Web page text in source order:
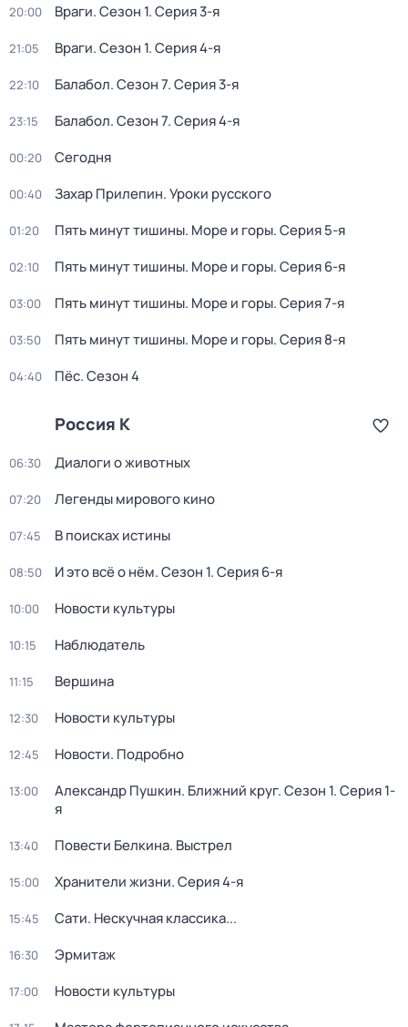
20:00 Враги. Сезон 1. Серия 3-я
21:05 Враги. Сезон 1. Серия 4-я
22:10 Балабол. Сезон 7. Серия 3-я
23:15 Балабол. Сезон 7. Серия 4-я
00:20 Сегодня
00:40 Захар Прилепин. Уроки русского
01:20 Пять минут тишины. Море и горы. Серия 5-я
02:10 Пять минут тишины. Море и горы. Серия 6-я
03:00 Пять минут тишины. Море и горы. Серия 7-я
03:50 Пять минут тишины. Море и горы. Серия 8-я
04:40 Пёс. Сезон 4
Россия К
06:30 Диалоги о животных
07:20 Легенды мирового кино
07:45 В поисках истины
08:50 И это всё о нём. Сезон 1. Серия 6-я
10:00 Новости культуры
10:15 Наблюдатель
11:15 Вершина
12:30 Новости культуры
12:45 Новости. Подробно
13:00 Александр Пушкин. Ближний круг. Сезон 1. Серия 1-
я
13:40 Повести Белкина. Выстрел
15:00 Хранители жизни. Серия 4-я
15:45 Сати. Нескучная классика...
16:30 Эрмитаж
17:00 Новости культуры